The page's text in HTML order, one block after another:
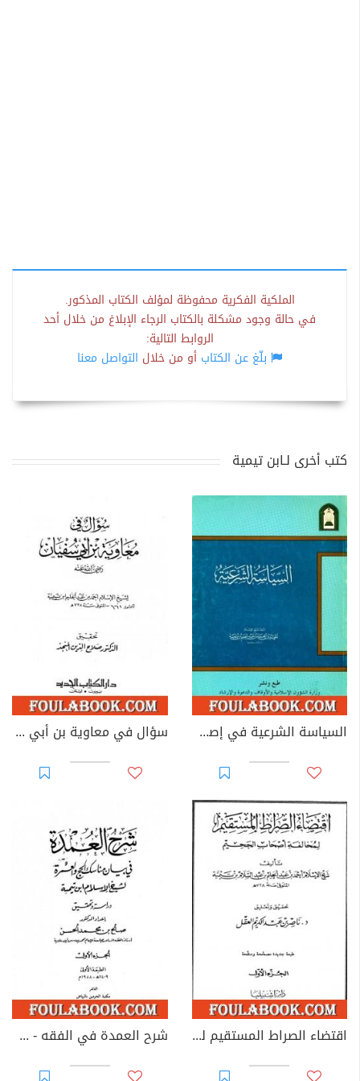
الملكية الفكرية محفوظة لمؤلف الكتاب المذكور.
في حالة وجود مشكلة بالكتاب الرجاء الإبلاغ من خلال أحد
الروابط التالية:
بلّغ عن الكتاب أو من خلال التواصل معنا
كتب أخرى لـابن تيمية
السياسة الشرعية في إصلاح الراعي والرعية - نسخة أخرى سؤال في معاوية بن أبي سفيان
اقتضاء الصراط المستقيم لمخالفة أصحاب الجحيم - المجلد الأول شرح العمدة في الفقه - كتاب الحج - الجزء الأول